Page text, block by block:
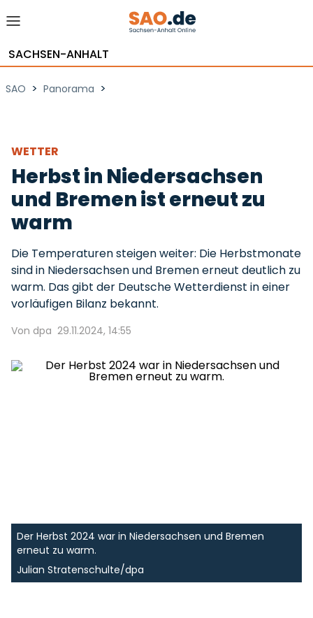
SACHSEN-ANHALT
SAO > Panorama >
WETTER
Herbst in Niedersachsen
und Bremen ist erneut zu
warm
Die Temperaturen steigen weiter: Die Herbstmonate
sind in Niedersachsen und Bremen erneut deutlich zu
warm. Das gibt der Deutsche Wetterdienst in einer
vorläufigen Bilanz bekannt.
Von dpa 29.11.2024, 14:55
Der Herbst 2024 war in Niedersachsen und Bremen
erneut zu warm.
Julian Stratenschulte/dpa